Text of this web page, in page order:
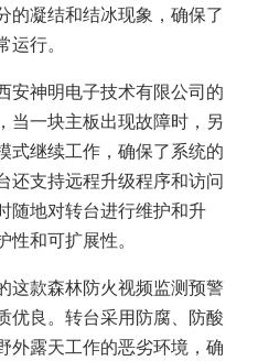
的凝结和结冰现象，确保了
行。
安神明电子技术有限公司的
当一块主板出现故障时，另
式继续工作，确保了系统的
还支持远程升级程序和访问
随地对转台进行维护和升
和可扩展性。
这款森林防火视频监测预警
优良。转台采用防腐、防酸
外露天工作的恶劣环境，确